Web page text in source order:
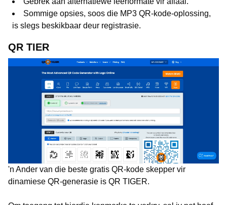
Sommige opsies, soos die MP3 QR-kode-oplossing,
is slegs beskikbaar deur registrasie.
QR TIER
'n Ander van die beste gratis QR-kode skepper vir
dinamiese QR-generasie is QR TIGER.